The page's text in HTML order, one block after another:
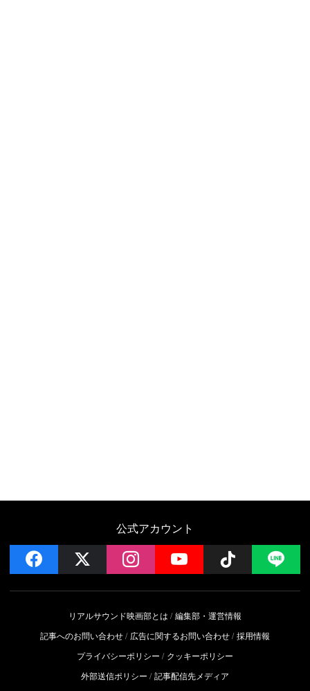
公式アカウント
facebook instagramYouTube Follow
リアルサウンド映画部とは
編集部・運営情報
記事へのお問い合わせ
広告に関するお問い合わせ 採用情報
プライバシーポリシー
クッキーポリシー
外部送信ポリシー
記事配信先メディア